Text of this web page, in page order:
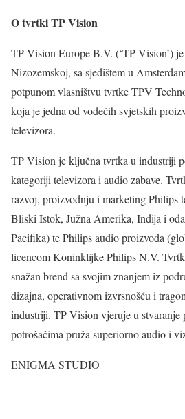
O tvrtki TP Vision
TP Vision Europe B.V. (‘TP Vision’)
Nizozemskoj, sa sjedištem u
potpunom vlasništvu tvrtke TPV
koja je jedna od vodećih svjetskih
televizora.
TP Vision je ključna tvrtka u industriji
kategoriji televizora i audio zabave.
razvoj, proizvodnju i marketing Philips
Bliski Istok, Južna Amerika, Indija i
Pacifika) te Philips audio proizvoda
licencom Koninklijke Philips N.V.
snažan brend sa svojim znanjem iz
dizajna, operativnom izvrsnošću i
industriji. TP Vision vjeruje u stvaranje
potrošačima pruža superiorno audio i
ENIGMA STUDIO